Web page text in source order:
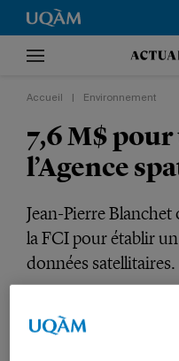
Accueil Environnement
7,6 M$
l’Agence
Jean-Pierre
la FCI pour établir
données satellitaires.
PROFESSEURS